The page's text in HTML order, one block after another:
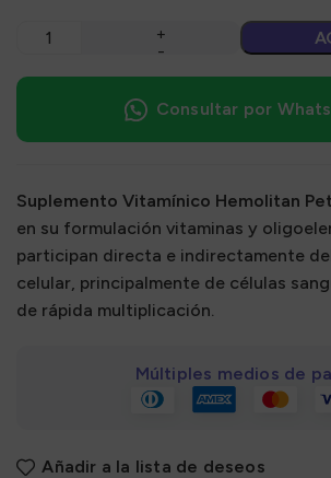
Consultar por
Suplemento Vitamínico Hemolitan
en su formulación vitaminas y
participan directa e indirectamente
celular, principalmente de células
de rápida multiplicación.
Múltiples medios de
Añadir a la lista de deseos